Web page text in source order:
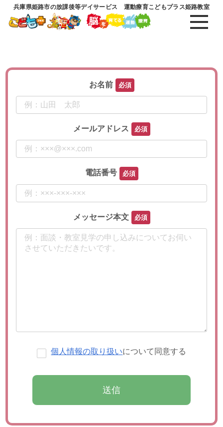
兵庫県姫路市の放課後等デイサービス 運動療育こどもプラス姫路教室
お名前
メールアドレス
電話番号
このフィールドは空のままに
メッセージ本文
個人情報の取り扱いについて同意する